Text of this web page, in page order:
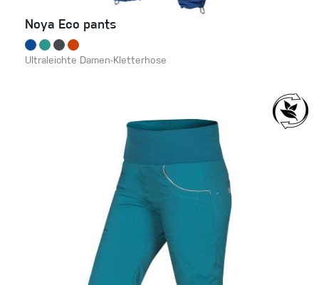
Noya Eco pants
Ultraleichte Damen-Kletterhose